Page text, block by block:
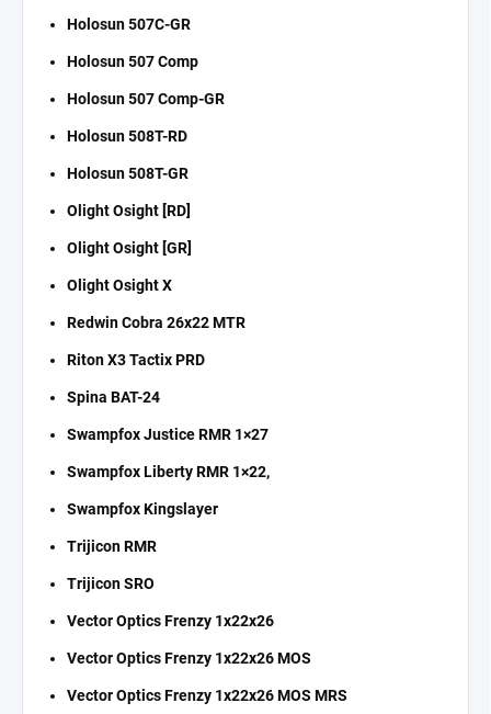
Holosun 507C-GR
Holosun 507 Comp
Holosun 507 Comp-GR
Holosun 508T-RD
Holosun 508T-GR
Olight Osight [RD]
Olight Osight [GR]
Olight Osight X
Redwin Cobra 26x22 MTR
Riton X3 Tactix PRD
Spina BAT-24
Swampfox Justice RMR 1×27
Swampfox Liberty RMR 1×22,
Swampfox Kingslayer
Trijicon RMR
Trijicon SRO
Vector Optics Frenzy 1x22x26
Vector Optics Frenzy 1x22x26 MOS
Vector Optics Frenzy 1x22x26 MOS MRS